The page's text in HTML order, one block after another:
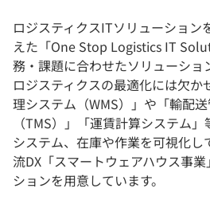
ロジスティクスITソリューション
えた「One Stop Logistics IT
務・課題に合わせたソリューショ
ロジスティクスの最適化には欠
理システム（WMS）」や「輸配
（TMS）」「運賃計算システム
システム、在庫や作業を可視化
流DX「スマートウェアハウス事
ションを用意しています。